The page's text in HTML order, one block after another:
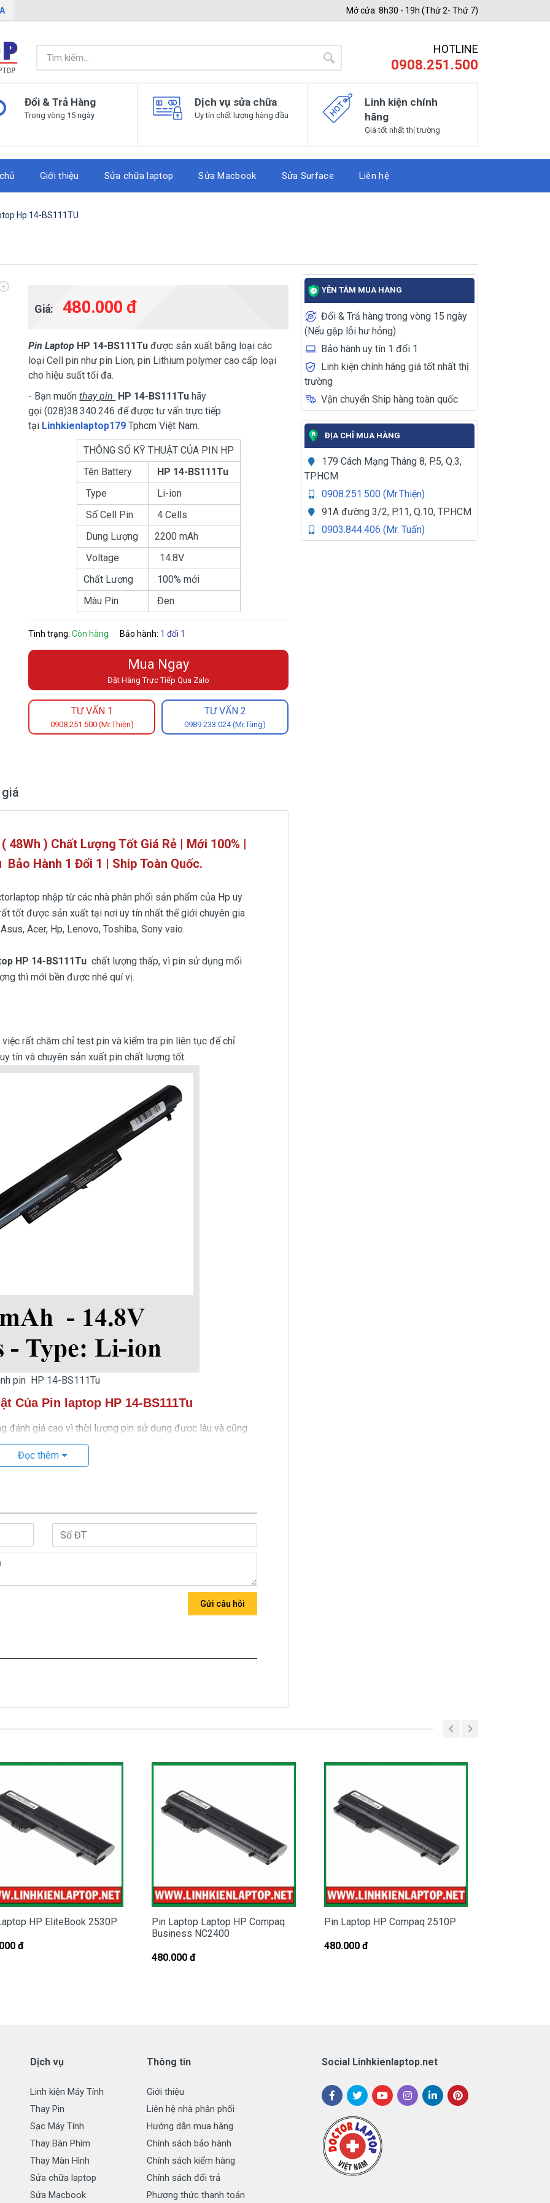
Mở cửa: 8h30 - 19h (Thứ 2- Thứ 7)
HOTLINE
0908.251.500
Đổi & Trả Hàng
Trong vòng 15 ngày
Dịch vụ sửa chữa
Uy tín chất lượng hàng đầu
Linh kiện chính
hãng
Giá tốt nhất thị trường
Giới thiệu Sửa chữa laptop Sửa Macbook Sửa Surface Liên hệ
Hp 14-BS111TU
Giá: 480.000 đ
Pin Laptop HP 14-BS111Tuđược sản xuất bằng loại các
loại Cell pin như pin Lion, pin Lithium polymer cao cấp loại
cho hiệu suất tối đa.
- Bạn muốnthay pin HP 14-BS111Tu ​ hãy
gọi (028)38.340.246 để được tư vấn trực tiếp
tại Linhkienlaptop179 Tphcm Việt Nam.
THÔNG SỐ KỸ THUẬT CỦA PIN HP
Tên Battery
HP 14-BS111Tu
Type
Li-ion
Số Cell Pin
4 Cells
Dung Lượng
2200 mAh
Voltage
14.8V
Chất Lượng
100% mới
Màu Pin
Đen
Tình trạng:Còn hàng Bảo hành: 1 đổi 1
Mua Ngay
Đặt Hàng Trực Tiếp Qua Zalo
TƯ VẤN 1
0908.251.500 (Mr.Thiện)
TƯ VẤN 2
0989.233.024 (Mr.Tùng)
YÊN TÂM MUA HÀNG
Đổi & Trả hàng trong vòng 15 ngày
(Nếu gặp lỗi hư hỏng)
Bảo hành uy tín 1 đổi 1
Linh kiện chính hãng giá tốt nhất thị
trường
Vận chuyển Ship hàng toàn quốc
ĐỊA CHỈ MUA HÀNG
179 Cách Mạng Tháng 8, P.5, Q.3,
TP.HCM
0908.251.500 (Mr.Thiện)
91A đường 3/2, P.11, Q.10, TP.HCM
0903.844.406 (Mr. Tuấn)
48Wh ) Chất Lượng Tốt Giá Rẻ | Mới 100% |
Bảo Hành 1 Đổi 1 | Ship Toàn Quốc.
nhập từ các nhà phân phối sản phẩm của Hp uy
tốt được sản xuất tại nơi uy tín nhất thế giới chuyên gia
Acer, Hp, Lenovo, Toshiba, Sony vaio.
HP 14-BS111Tu chất lượng thấp, vì pin sử dụng mổi
thì mới bền được nhé quí vị.
rất chăm chỉ test pin và kiểm tra pin liên tục để chỉ
tín và chuyên sản xuất pin chất lượng tốt.
pin HP 14-BS111Tu
Của Pin laptop HP 14-BS111Tu
đánh giá cao vì thời lượng pin sử dụng được lâu và cũng
sử dụng pin.
nên thay pin Pin laptop HP 14-BS111Tu
lần nạp pin giới hạn là 1.000 lần nhưng các model cũ hơn
này, pin laptopHP 14-BS111Tusẽ không còn hoạt động
thay pin cho HP.
hiệu rõ ràng, được bán ra là pin mới 100%, sản phẩm pin
laptop HP 14-BS111Tu bị chai
đã cắm điện cả ngày
HP 14-BS111Tu của bạn bị hỏng là do bạn dùng quá
đến luc này, cục Pin laptop HP 14-BS111Tucủa bạn sẽ
và đã đến lúc bạn nên thay Pin cho HP 14-BS111Tu
bạn hãy đến DoctorLap, với dịch vụ thay Pin HP 14-
lớn, nhanh chóng lấy liền, giá tốt nhất tphcm và có các chế
Biết PinHP 14-BS111Tu Bị Hư
cho Pin laptop HP 14-BS111Tu
với các điều kiện sau:
Pin không bị cháy nổ )
Pin laptopHP 14-BS111Tu
pin lên hàng đầu.
Đọc thêm
Gửi câu hỏi
HP EliteBook 2530P
đ
Pin Laptop Laptop HP Compaq
Business NC2400
480.000 đ
Pin Laptop HP Compaq 2510P
480.000 đ
Dịch vụ
Linh kiện Máy Tính
Thay Pin
Sạc Máy Tính
Thay Bàn Phím
Thay Màn Hình
Sửa chữa laptop
Sửa Macbook
Thông tin
Giới thiệu
Liên hệ nhà phân phối
Hướng dẫn mua hàng
Chính sách bảo hành
Chính sách kiểm hàng
Chính sách đổi trả
Phương thức thanh toán
Social Linhkienlaptop.net